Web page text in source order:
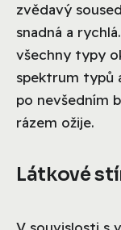
zvědavý
snadná a rychlá.
všechny typy
spektrum typů
po nevšedním
rázem ožije.
Látkové